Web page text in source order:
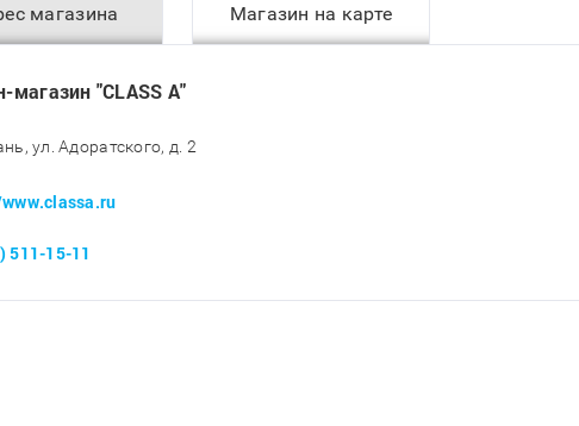
магазина Магазин на карте
магазин "CLASS A"
ул. Адоратского, д. 2
511-15-11